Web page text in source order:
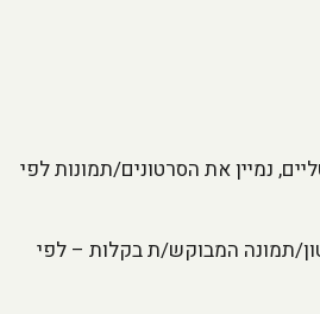
נמיין את הסרטונים/תמונות לפי
תמונה המבוקש/ת בקלות – לפי